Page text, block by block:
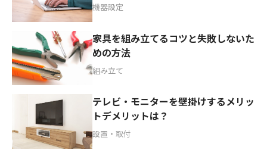
機器設定
家具を組み立てるコツと失敗しないた
めの方法
組み立て
テレビ・モニターを壁掛けするメリッ
トデメリットは？
設置・取付